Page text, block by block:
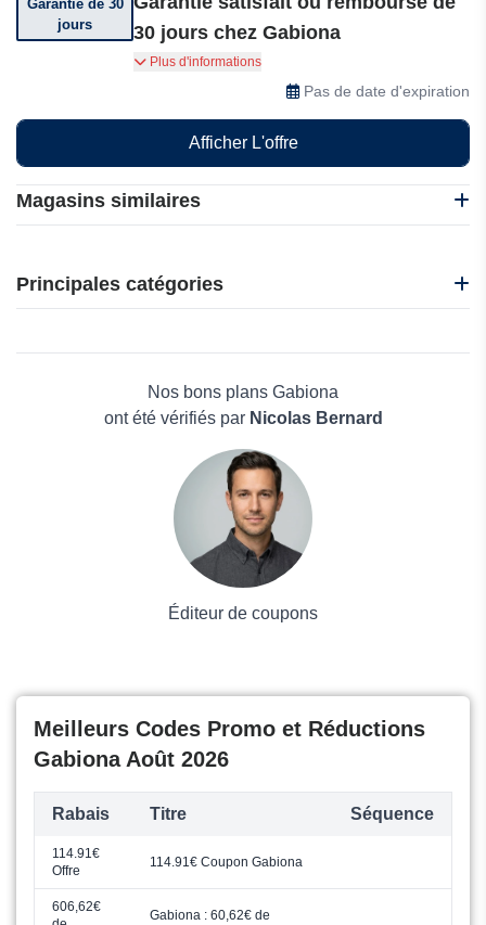
Magasins similaires
Gabiona
Garden of Life
Habitat et Jardin
Principales catégories
Maison & Jardin
Boissons
Nos bons plans Gabiona
ont été vérifiés par Nicolas Bernard
Éditeur de coupons
Garantie de 30
jours
30 jours chez Gabiona
Gabiona offre à ses membres une garantie
satisfait ou remboursé de 30 jours.
Plus d'informations
Pas de date d'expiration
Afficher L'offre
Meilleurs Codes Promo et Réductions
Gabiona Août 2026
Rabais Titre Séquence
114.91€
Offre
114.91€ Coupon Gabiona
606,62€
Gabiona : 60,62€ de